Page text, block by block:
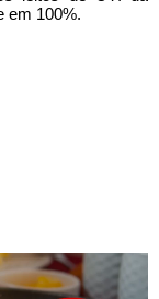
em 100%.